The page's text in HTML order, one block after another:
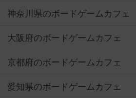
神奈川県のボードゲームカフェ
大阪府のボードゲームカフェ
京都府のボードゲームカフェ
愛知県のボードゲームカフェ